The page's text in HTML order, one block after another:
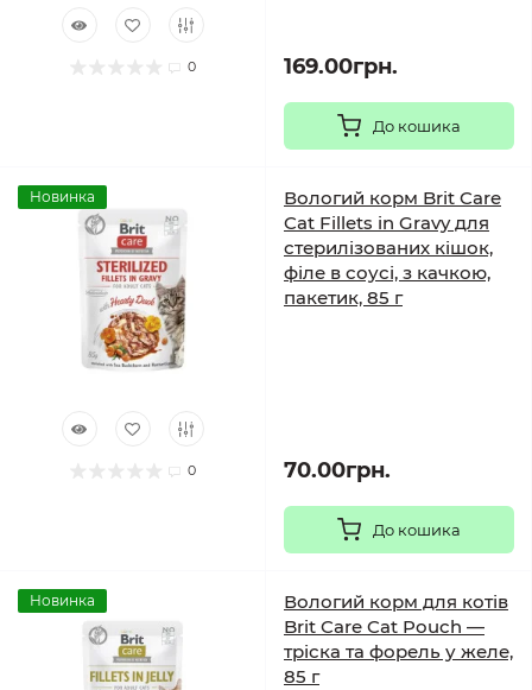
0 169.00грн.
До кошика
Новинка
0
Вологий корм Brit Care
Cat Fillets in Gravy для
стерилізованих кішок,
філе в соусі, з качкою,
пакетик, 85 г
70.00грн.
До кошика
Новинка
Вологий корм для котів
Brit Care Cat Pouch —
тріска та форель у желе,
85 г